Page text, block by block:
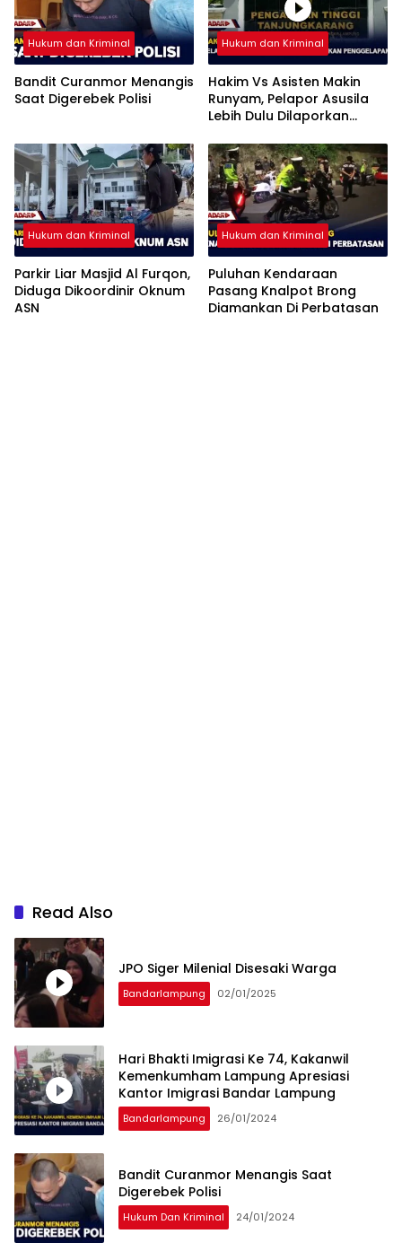
Hukum dan Kriminal
Bandit Curanmor Menangis
Saat Digerebek Polisi
Hukum dan Kriminal
Hakim Vs Asisten Makin
Runyam, Pelapor Asusila
Lebih Dulu Dilaporkan
Hukum dan Kriminal
Parkir Liar Masjid Al Furqon,
Diduga Dikoordinir Oknum
ASN
Hukum dan Kriminal
Puluhan Kendaraan
Pasang Knalpot Brong
Diamankan Di Perbatasan
Read Also
JPO Siger Milenial Disesaki Warga
Bandarlampung 02/01/2025
Hari Bhakti Imigrasi Ke 74, Kakanwil
Kemenkumham Lampung Apresiasi
Kantor Imigrasi Bandar Lampung
Bandarlampung 26/01/2024
Bandit Curanmor Menangis Saat
Digerebek Polisi
Hukum Dan Kriminal 24/01/2024